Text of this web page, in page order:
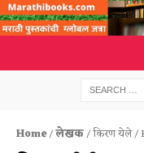
Home/लेखक/ किरण येले /